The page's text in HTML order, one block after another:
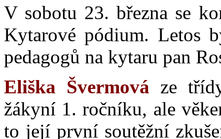
V sobotu 23. března se
Kytarové pódium. Letos
pedagogů na kytaru pan
Eliška Švermová ze
žákyní 1. ročníku, ale
to její první soutěžní